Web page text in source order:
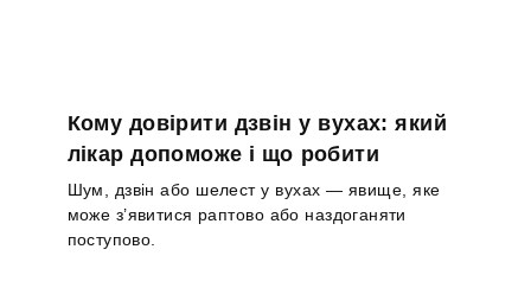
Кому довірити дзвін у вухах: який
лікар допоможе і що робити
Шум, дзвін або шелест у вухах — явище, яке
може з’явитися раптово або наздоганяти
поступово.